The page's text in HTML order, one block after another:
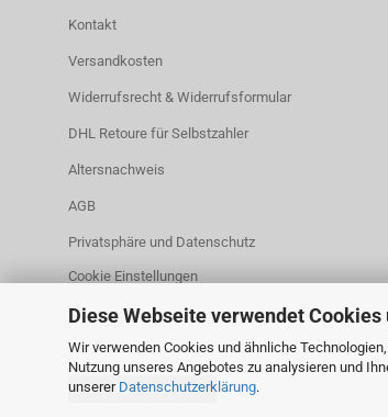
Diese Webseite verwendet
Wir verwenden Cookies und ähnliche
Nutzung unseres Angebotes zu analysieren und
unserer Datenschutzerklärung.
Kontakt
Versandkosten
Widerrufsrecht & Widerrufsformular
DHL Retoure für Selbstzahler
Altersnachweis
AGB
Privatsphäre und Datenschutz
Cookie Einstellungen
Vertrag widerrufen